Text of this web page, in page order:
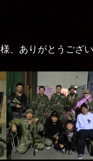
、ありがとうござ